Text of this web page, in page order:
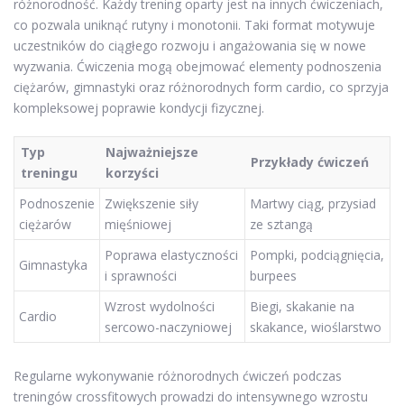
różnorodność. Każdy trening oparty jest na innych ćwiczeniach,
co pozwala uniknąć rutyny i monotonii. Taki format motywuje
uczestników do ciągłego rozwoju i angażowania się w nowe
wyzwania. Ćwiczenia mogą obejmować elementy podnoszenia
ciężarów, gimnastyki oraz różnorodnych form cardio, co sprzyja
kompleksowej poprawie kondycji fizycznej.
Typ
treningu
Najważniejsze
korzyści
Przykłady ćwiczeń
Podnoszenie
ciężarów
Zwiększenie siły
mięśniowej
Martwy ciąg, przysiad
ze sztangą
Gimnastyka
Poprawa elastyczności
i sprawności
Pompki, podciągnięcia,
burpees
Cardio
Wzrost wydolności
sercowo-naczyniowej
Biegi, skakanie na
skakance, wioślarstwo
Regularne wykonywanie różnorodnych ćwiczeń podczas
treningów crossfitowych prowadzi do intensywnego wzrostu